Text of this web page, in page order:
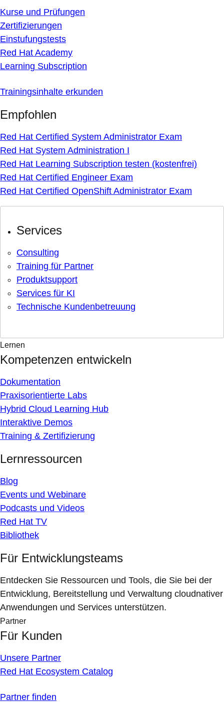
Kurse und Prüfungen
Zertifizierungen
Einstufungstests
Red Hat Academy
Learning Subscription
Trainingsinhalte erkunden
Empfohlen
Red Hat Certified System Administrator Exam
Red Hat System Administration I
Red Hat Learning Subscription testen (kostenfrei)
Red Hat Certified Engineer Exam
Red Hat Certified OpenShift Administrator Exam
Services
Consulting
Training für Partner
Produktsupport
Services für KI
Technische Kundenbetreuung
Lernen
Kompetenzen entwickeln
Dokumentation
Praxisorientierte Labs
Hybrid Cloud Learning Hub
Interaktive Demos
Training & Zertifizierung
Lernressourcen
Blog
Events und Webinare
Podcasts und Videos
Red Hat TV
Bibliothek
Für Entwicklungsteams
Entdecken Sie Ressourcen und Tools, die Sie bei der
Entwicklung, Bereitstellung und Verwaltung cloudnativer
Anwendungen und Services unterstützen.
Partner
Für Kunden
Unsere Partner
Red Hat Ecosystem Catalog
Partner finden